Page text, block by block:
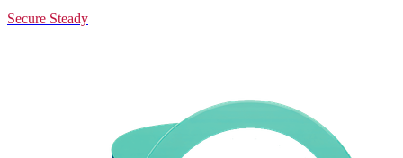
Secure Steady